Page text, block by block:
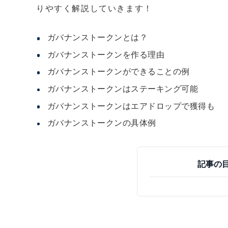
りやすく解説していきます！
ガバナンストークンとは？
ガバナンストークンを作る理由
ガバナンストークンができることの例
ガバナンストークンはステーキング可能
ガバナンストークンはエアドロップで獲得も
ガバナンストークンの具体例
記事の